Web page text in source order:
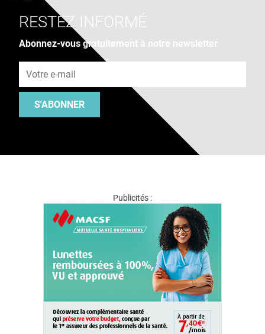
RESTEZ INFORMÉ
Abonnez-vous gratuitement à notre newsletter
S'ABONNER
Publicités :